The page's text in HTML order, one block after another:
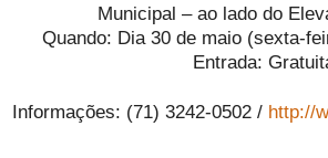
Municipal – ao lado do
Quando: Dia 30 de maio (sexta-
Entrada:
Informações: (71) 3242-0502 / http://